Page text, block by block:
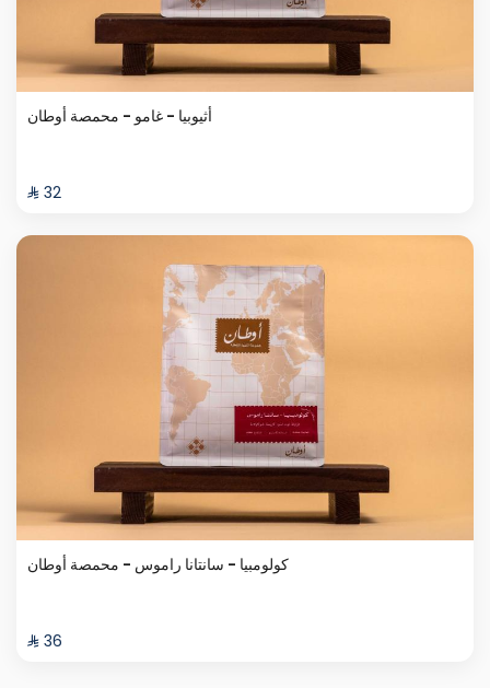
أثيوبيا - غامو - محمصة أوطان
⁨⁦‪‬ 32⁩
كولومبيا - سانتانا راموس - محمصة أوطان
⁨⁦‪‬ 36⁩